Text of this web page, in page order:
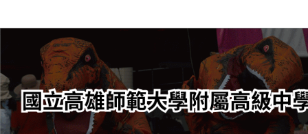
轉
要
內
容